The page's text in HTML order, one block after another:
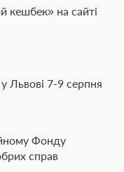
кешбек» на сайті
Львові 7-9 серпня
Фонду
справ